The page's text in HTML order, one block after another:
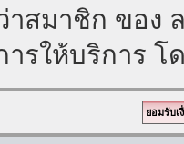
าสมาชิก ของ
ารให้บริการ